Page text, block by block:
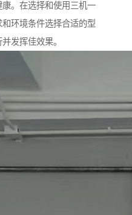
。在选择和使用三机一
环境条件选择合适的型
发挥佳效果。